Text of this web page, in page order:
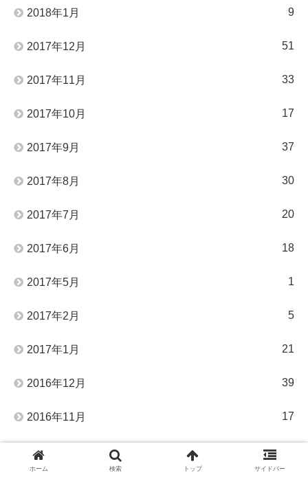
2018年1月 9
2017年12月 51
2017年11月 33
2017年10月 17
2017年9月 37
2017年8月 30
2017年7月 20
2017年6月 18
2017年5月 1
2017年2月 5
2017年1月 21
2016年12月 39
2016年11月 17
2016年10月
ホーム 検索 トップ サイドバー